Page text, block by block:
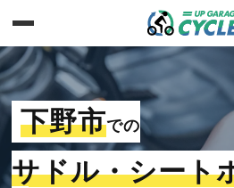
下野市での
サドル・シート